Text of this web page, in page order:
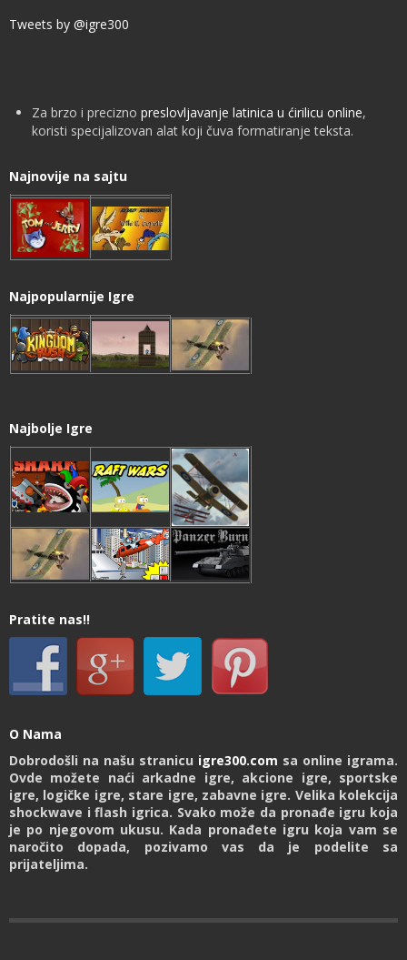
Tweets by @igre300
Za brzo i precizno preslovljavanje latinica u ćirilicu online,
koristi specijalizovan alat koji čuva formatiranje teksta.
Najnovije na sajtu
Najpopularnije Igre
Najbolje Igre
Pratite nas!!
O Nama
Dobrodošli na našu stranicu igre300.com sa online igrama.
Ovde možete naći arkadne igre, akcione igre, sportske
igre, logičke igre, stare igre, zabavne igre. Velika kolekcija
shockwave i flash igrica. Svako može da pronađe igru koja
je po njegovom ukusu. Kada pronađete igru koja vam se
naročito dopada, pozivamo vas da je podelite sa
prijateljima.